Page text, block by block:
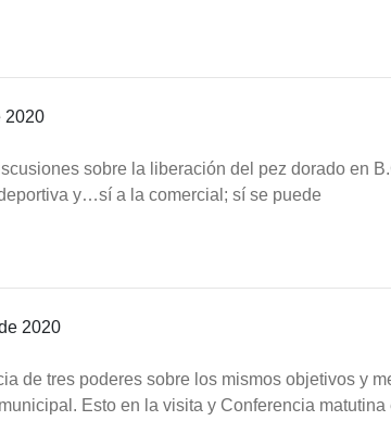
2020
sobre la liberación del pez dorado en
y…sí a la comercial; sí se puede
2020
de tres poderes sobre los mismos objetivos y
Esto en la visita y Conferencia matutina